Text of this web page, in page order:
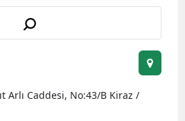
Arlı Caddesi, No:43/B Kiraz /